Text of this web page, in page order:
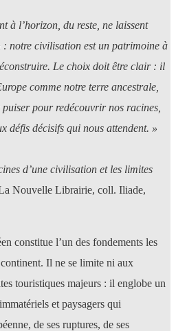
à l’horizon, du reste, ne laissent
notre civilisation est un patrimoine à
Le choix doit être clair : il
comme notre terre ancestrale,
pour redécouvrir nos racines,
défis décisifs qui nous attendent. »
d’une civilisation et les limites
Nouvelle Librairie, coll. Iliade,
constitue l’un des fondements les
Il ne se limite ni aux
touristiques majeurs : il englobe un
et paysagers qui
de ses ruptures, de ses